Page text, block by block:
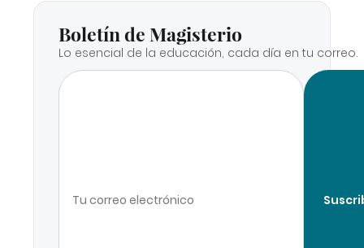
Boletín de Magisterio
Lo esencial de la educación, cada día en tu correo.